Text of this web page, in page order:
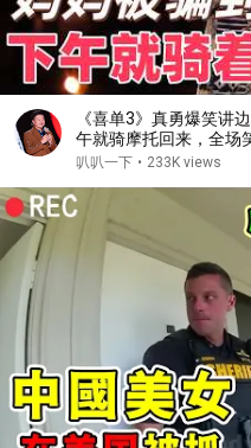
《喜单3》真勇爆笑讲
午就骑摩托回来，全场
单口季 #脱口秀 #搞笑
叭叭一下 • 233K views